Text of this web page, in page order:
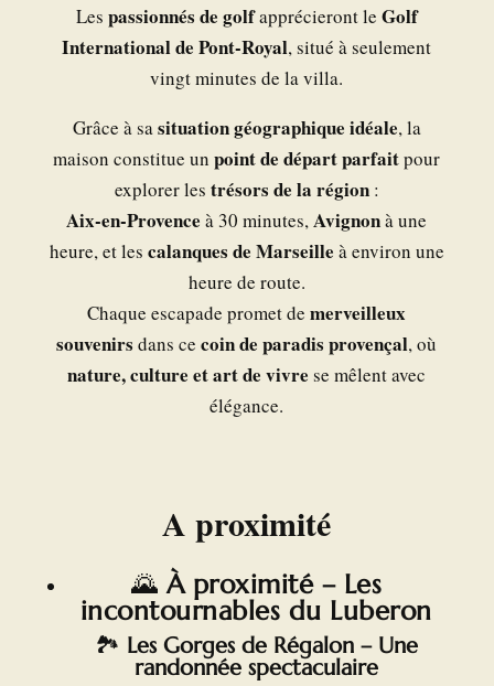
Les passionnés de golfapprécieront le Golf
International de Pont-Royal, situé à seulement
vingt minutes de la villa.
Grâce à sa situation géographique idéale, la
maison constitue unpoint de départ parfaitpour
explorer les trésors de la région:
Aix-en-Provence à 30 minutes, Avignonà une
heure, et les calanques de Marseille à environ une
heure de route.
Chaque escapade promet demerveilleux
souvenirs dans cecoin de paradis provençal, où
nature, culture et art de vivre se mêlent avec
élégance.
A proximité
🌄À proximité – Les
incontournables du Luberon
🏞️ Les Gorges de Régalon – Une
randonnée spectaculaire